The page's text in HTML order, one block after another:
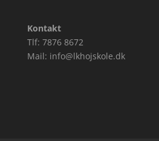
Kontakt
Tlf: 7876 8672
Mail: info@lkhojskole.dk